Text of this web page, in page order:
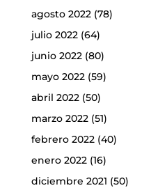
agosto 2022(78)
julio 2022(64)
junio 2022(80)
mayo 2022(59)
abril 2022(50)
marzo 2022(51)
febrero 2022(40)
enero 2022(16)
diciembre 2021 (50)